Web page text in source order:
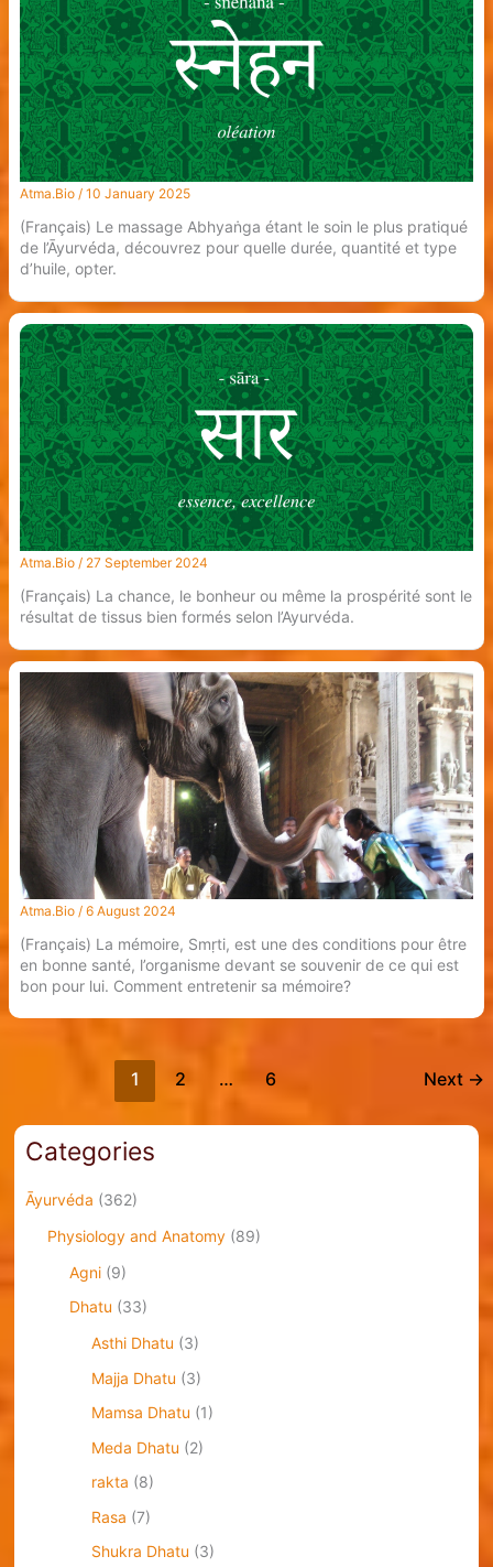
Atma.Bio / 10 January 2025
(Français) Le massage Abhyaṅga étant le soin le plus pratiqué
de l’Āyurvéda, découvrez pour quelle durée, quantité et type
d’huile, opter.
Atma.Bio / 27 September 2024
(Français) La chance, le bonheur ou même la prospérité sont le
résultat de tissus bien formés selon l’Ayurvéda.
Atma.Bio / 6 August 2024
(Français) La mémoire, Smṛti, est une des conditions pour être
en bonne santé, l’organisme devant se souvenir de ce qui est
bon pour lui. Comment entretenir sa mémoire?
1 2 … 6 Next →
Categories
Āyurvéda (362)
Physiology and Anatomy(89)
Agni(9)
Dhatu (33)
Asthi Dhatu (3)
Majja Dhatu (3)
Mamsa Dhatu (1)
Meda Dhatu (2)
rakta (8)
Rasa (7)
Shukra Dhatu (3)